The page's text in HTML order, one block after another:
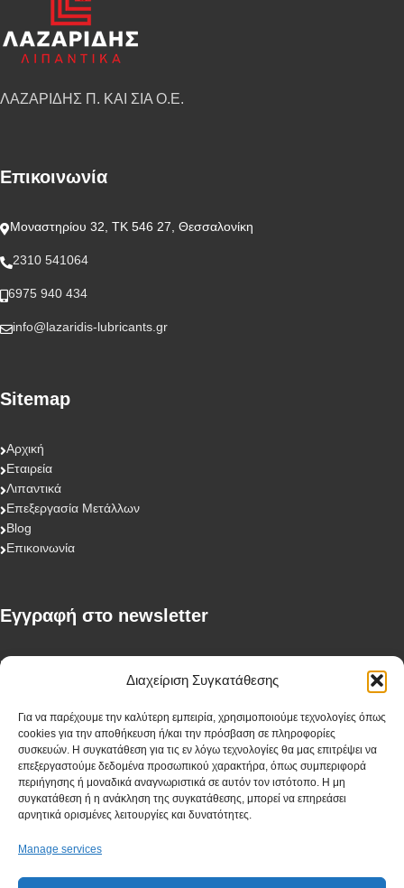
Διαχείριση Συγκατάθεσης
Για να παρέχουμε την καλύτερη εμπειρία, χρησιμοποιούμε τεχνολογίες όπως
cookies για την αποθήκευση ή/και την πρόσβαση σε πληροφορίες
συσκευών. Η συγκατάθεση για τις εν λόγω τεχνολογίες θα μας επιτρέψει να
επεξεργαστούμε δεδομένα προσωπικού χαρακτήρα, όπως συμπεριφορά
περιήγησης ή μοναδικά αναγνωριστικά σε αυτόν τον ιστότοπο. Η μη
συγκατάθεση ή η ανάκληση της συγκατάθεσης, μπορεί να επηρεάσει
αρνητικά ορισμένες λειτουργίες και δυνατότητες.
Manage services
ΛΑΖΑΡΙΔΗΣ Π. ΚΑΙ ΣΙΑ Ο.Ε.
Επικοινωνία
Μοναστηρίου 32, ΤΚ 546 27, Θεσσαλονίκη
2310 541064
6975 940 434
info@lazaridis-lubricants.gr
Sitemap
Αρχική
Εταιρεία
Λιπαντικά
Επεξεργασία Μετάλλων
Blog
Επικοινωνία
Eγγραφή στο newsletter
First Name
Last Name